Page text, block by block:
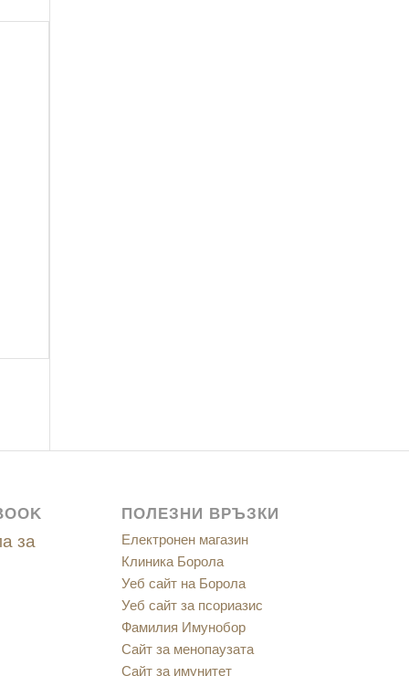
за
ПОЛЕЗНИ ВРЪЗКИ
Електронен магазин
Клиника Борола
Уеб сайт на Борола
Уеб сайт за псориазис
Фамилия Имунобор
Сайт за менопаузата
Сайт за имунитет